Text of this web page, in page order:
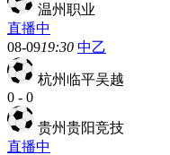
温州职业
直播中
08-0919:30 中乙
杭州临平吴越
0 - 0
贵州贵阳竞技
直播中